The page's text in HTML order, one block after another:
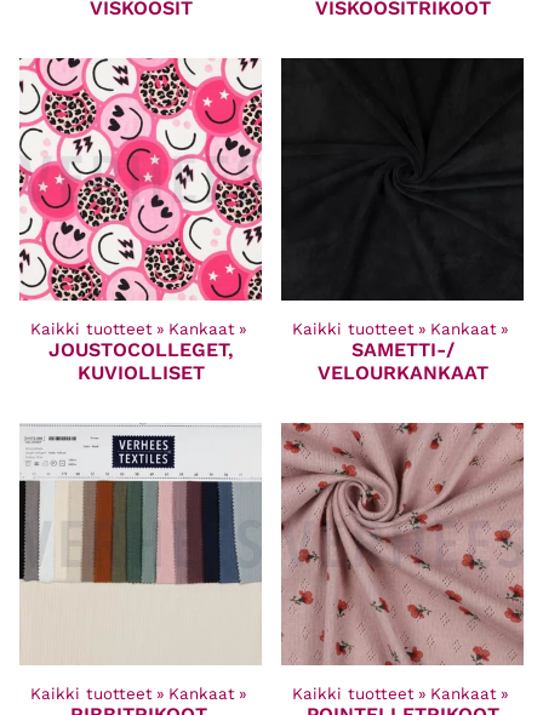
VISKOOSIT VISKOOSITRIKOOT
Kaikki tuotteet ‪» Kankaat ‪»
JOUSTOCOLLEGET,
KUVIOLLISET
Kaikki tuotteet ‪» Kankaat ‪»
SAMETTI-/
VELOURKANKAAT
Kaikki tuotteet ‪» Kankaat ‪» Kaikki tuotteet ‪» Kankaat ‪»